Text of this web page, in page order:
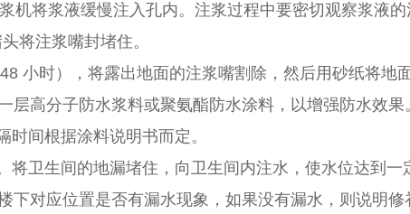
机将浆液缓慢注入孔内。注浆过程中要密切观察浆液
将注浆嘴封堵住。
小时），将露出地面的注浆嘴割除，然后用砂纸将地
层高分子防水浆料或聚氨酯防水涂料，以增强防水效
间根据涂料说明书而定。
将卫生间的地漏堵住，向卫生间内注水，使水位达到
下对应位置是否有漏水现象，如果没有漏水，则说明